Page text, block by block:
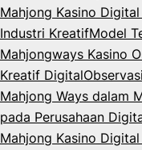
Mahjong Kasino
Industri KreatifModel
Mahjongways Kasino
Kreatif Digital
Mahjong Ways dalam
pada Perusahaan
Mahjong Kasino